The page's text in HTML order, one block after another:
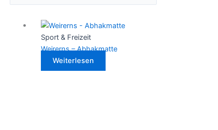
Sport & Freizeit
Weirerns – Abhakmatte
Weiterlesen